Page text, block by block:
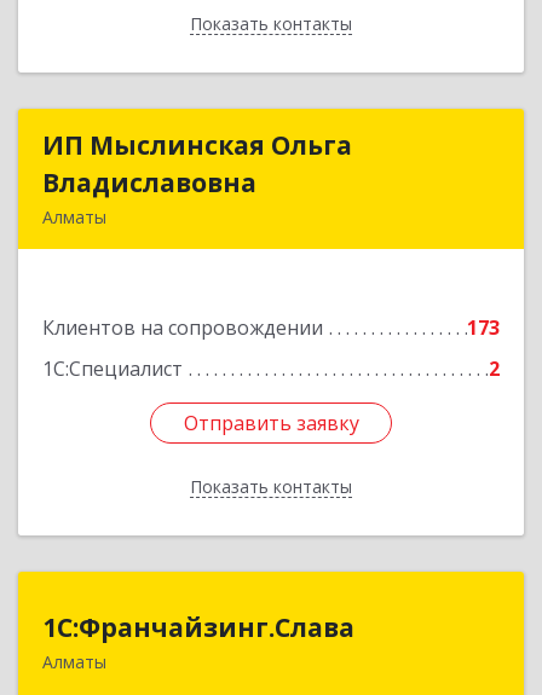
Показать контакты
Назад
ИП Мыслинская Ольга
Владиславовна
Алматы
Клиентов на сопровождении
173
1С:Специалист
2
Отправить заявку
Показать контакты
ИП Мыслинская Ольга
Подробнее
Отправить заявку
Назад
1С:Франчайзинг.Слава
Алматы
1С:Франчайзинг.Слава
Казахстан, Алматы, 050022, Кашгарская 58-2